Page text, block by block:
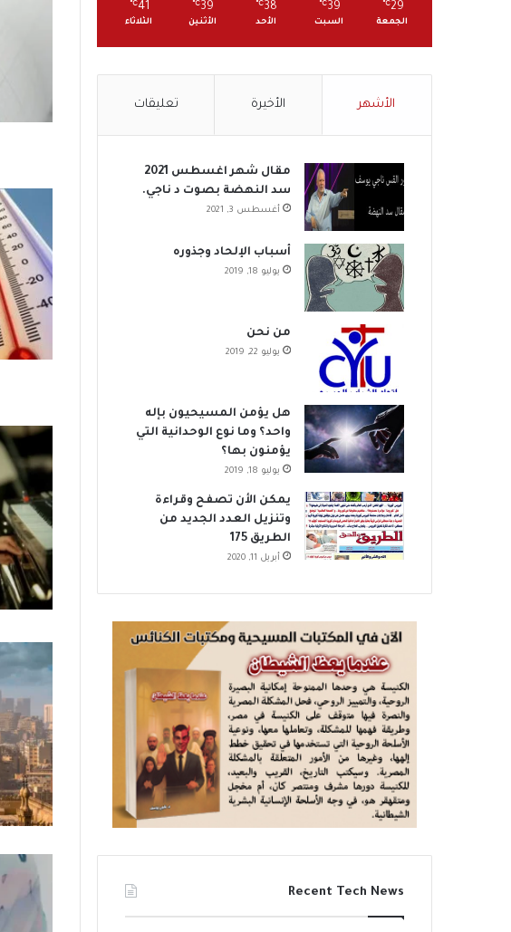
29
℃
الجمعة
39
℃
السبت
38
℃
الأحد
39
℃
الأثنين
41
℃
الثلاثاء
الأشهر الأخيرة تعليقات
مقال شهر اغسطس 2021
سد النهضة بصوت د ناجي.
أغسطس 3, 2021
أسباب الإلحاد وجذوره
يوليو 18, 2019
من نحن
يوليو 22, 2019
هل يؤمن المسيحيون بإله
واحد؟ وما نوع الوحدانية التي
يؤمنون بها؟
يوليو 18, 2019
يمكن الأن تصفح وقراءة
وتنزيل العدد الجديد من
الطريق 175
أبريل 11, 2020
Recent Tech News